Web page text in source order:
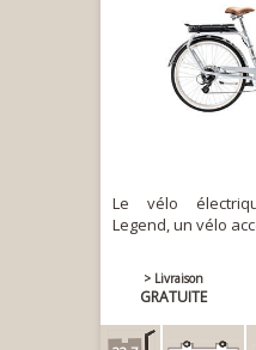
Le vélo
Legend, un vélo
> Livraison
GRATUITE